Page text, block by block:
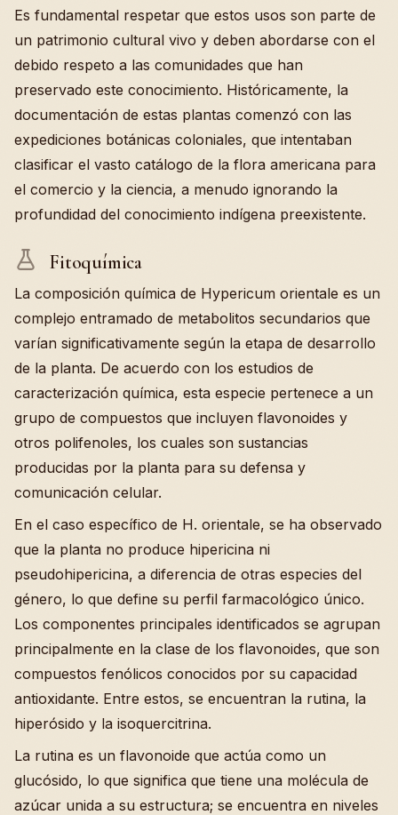
Es fundamental respetar que estos usos son parte de
un patrimonio cultural vivo y deben abordarse con el
debido respeto a las comunidades que han
preservado este conocimiento. Históricamente, la
documentación de estas plantas comenzó con las
expediciones botánicas coloniales, que intentaban
clasificar el vasto catálogo de la flora americana para
el comercio y la ciencia, a menudo ignorando la
profundidad del conocimiento indígena preexistente.
Fitoquímica
La composición química de Hypericum orientale es un
complejo entramado de metabolitos secundarios que
varían significativamente según la etapa de desarrollo
de la planta. De acuerdo con los estudios de
caracterización química, esta especie pertenece a un
grupo de compuestos que incluyen flavonoides y
otros polifenoles, los cuales son sustancias
producidas por la planta para su defensa y
comunicación celular.
En el caso específico de H. orientale, se ha observado
que la planta no produce hipericina ni
pseudohipericina, a diferencia de otras especies del
género, lo que define su perfil farmacológico único.
Los componentes principales identificados se agrupan
principalmente en la clase de los flavonoides, que son
compuestos fenólicos conocidos por su capacidad
antioxidante. Entre estos, se encuentran la rutina, la
hiperósido y la isoquercitrina.
La rutina es un flavonoide que actúa como un
glucósido, lo que significa que tiene una molécula de
azúcar unida a su estructura; se encuentra en niveles